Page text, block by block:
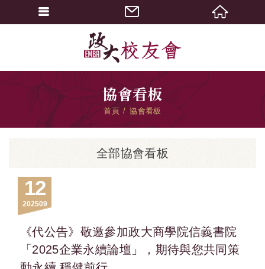
協會看板
首頁 協會看板
全部協會看板
12
09
2025
《代公告》敬邀參加政大商學院信義書院
「2025企業永續論壇」，期待與您共同策